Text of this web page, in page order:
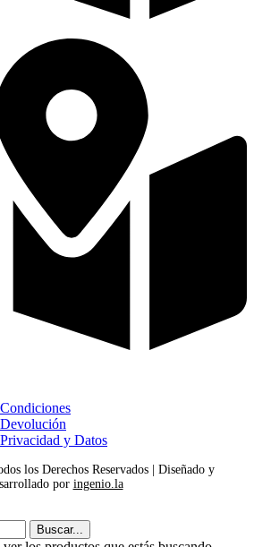
y Datos
los Derechos Reservados | Diseñado y
por ingenio.la
Buscar...